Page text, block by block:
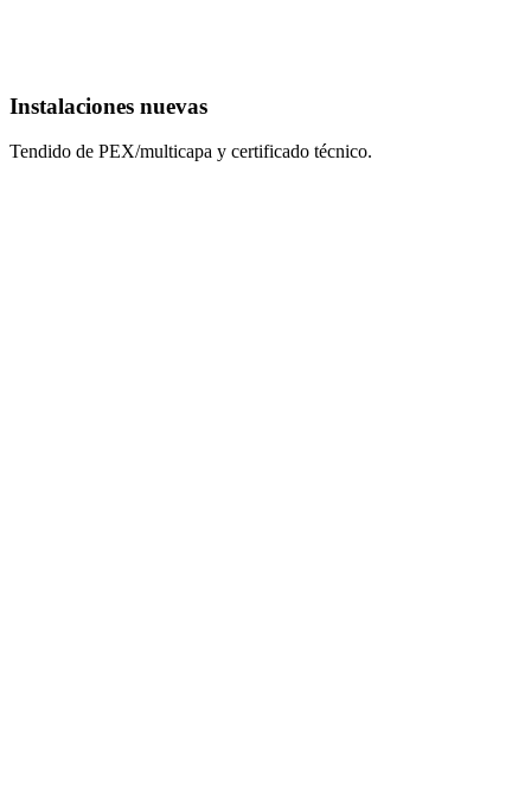
Instalaciones nuevas
Tendido de PEX/multicapa y certificado técnico.